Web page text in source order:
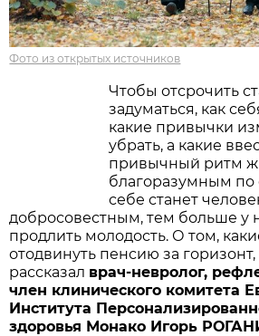
Фото из открытых источников
Чтобы отсрочить
задуматься, как
какие привычки
убрать, а какие
привычный ритм
благоразумным
себе станет
добросовестным, тем больше у
продлить молодость. О том,
отодвинуть пенсию за
рассказал врач-невролог,
член клинического комитета
Института
здоровья Монако Игорь